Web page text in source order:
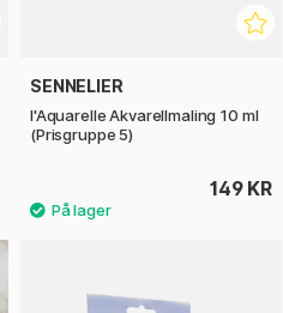
SENNELIER
l'Aquarelle Akvarellmaling 10 ml
(Prisgruppe 5)
149 KR